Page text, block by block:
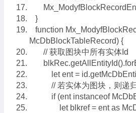
}
function
McDbBlockTableRecord) {
// 获取图块中所有实体Id
let ent =
// 若实体为图块，则递
if (ent instanceof
let blkref = ent as